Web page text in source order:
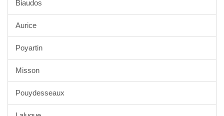
Biaudos
Aurice
Poyartin
Misson
Pouydesseaux